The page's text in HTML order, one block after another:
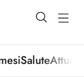
open
Salute